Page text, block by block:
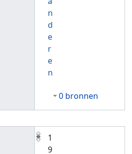
n
d
e
r
e
n
0 bronnen
1
9